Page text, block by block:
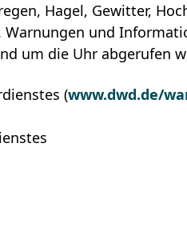
Hagel, Gewitter,
Warnungen und
um die Uhr abgerufen
(www.dwd.de/